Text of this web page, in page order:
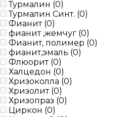
Турмалин (0)
Турмалин Синт. (0)
Фианит (0)
фианит ,жемчуг (0)
Фианит, полимер (0)
фианит,эмаль (0)
Флюорит (0)
Халцедон (0)
Хризоколла (0)
Хризолит (0)
Хризопраз (0)
Циркон (0)